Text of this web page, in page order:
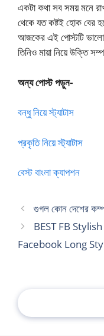
একটা কথা সব সময় মনে
থেকে যত কষ্টই হোক বের
আজকের এই পোস্টটি ভালো
তিনিও মায়া নিয়ে উক্তি
অন্য পোস্ট পড়ুন-
বন্ধু নিয়ে স্ট্যাটাস
প্রকৃতি নিয়ে স্ট্যাটাস
বেস্ট বাংলা ক্যাপশন
গুগল কোন দেশের
BEST FB
Facebook Long